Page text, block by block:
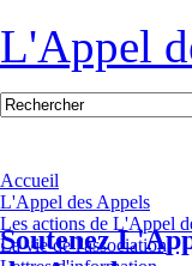
L'Appel
Accueil
L'Appel des Appels
Les actions de L'Appel
La vie de l'association
Soutenez